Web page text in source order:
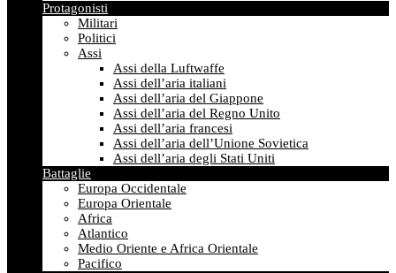
Protagonisti
Militari
Politici
Assi
Assi della Luftwaffe
Assi dell’aria italiani
Assi dell’aria del Giappone
Assi dell’aria del Regno Unito
Assi dell’aria francesi
Assi dell’aria dell’Unione Sovietica
Assi dell’aria degli Stati Uniti
Battaglie
Europa Occidentale
Europa Orientale
Africa
Atlantico
Medio Oriente e Africa Orientale
Pacifico